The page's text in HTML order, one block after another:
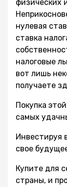
физических
нулевая
ставка
налоговые
вот лишь
получаете
Покупка
самых
Инвестируя
свое
Купите для
страны, и